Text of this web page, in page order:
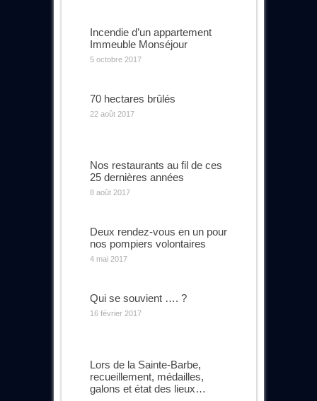
Incendie d’un appartement
Immeuble Monséjour
5 octobre 2017
70 hectares brûlés
22 août 2017
Nos restaurants au fil de ces
25 dernières années
8 août 2017
Deux rendez-vous en un pour
nos pompiers volontaires
4 mai 2017
Qui se souvient …. ?
16 février 2017
Lors de la Sainte-Barbe,
recueillement, médailles,
galons et état des lieux…